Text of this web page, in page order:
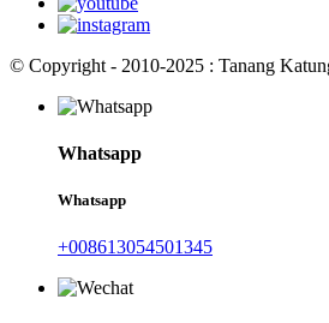
© Copyright - 2010-2025 : Tanang
Whatsapp
Whatsapp
+008613054501345